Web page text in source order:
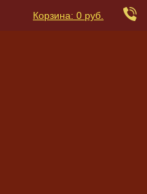
Корзина: 0 руб.